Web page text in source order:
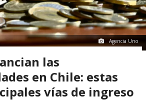
Agencia Uno
las
en Chile: estas
vías de ingreso